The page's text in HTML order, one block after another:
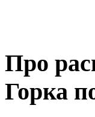
Про
Горка